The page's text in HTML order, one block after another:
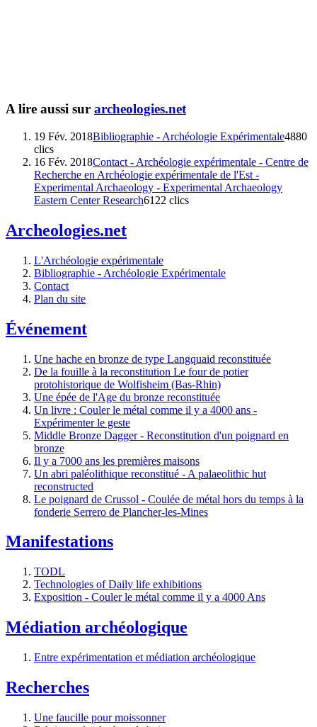
A lire aussi sur archeologies.net
19 Fév. 2018Bibliographie - Archéologie Expérimentale4880
clics
16 Fév. 2018Contact - Archéologie expérimentale - Centre de
Recherche en Archéologie expérimentale de l'Est -
Experimental Archaeology - Experimental Archaeology
Eastern Center Research6122 clics
Archeologies.net
L'Archéologie expérimentale
Bibliographie - Archéologie Expérimentale
Contact
Plan du site
Événement
Une hache en bronze de type Langquaid reconstituée
De la fouille à la reconstitution Le four de potier
protohistorique de Wolfisheim (Bas-Rhin)
Une épée de l'Age du bronze reconstituée
Un livre : Couler le métal comme il y a 4000 ans -
Expérimenter le geste
Middle Bronze Dagger - Reconstitution d'un poignard en
bronze
Il y a 7000 ans les premières maisons
Un abri paléolithique reconstitué - A palaeolithic hut
reconstructed
Le poignard de Crussol - Coulée de métal hors du temps à la
fonderie Serrero de Plancher-les-Mines
Manifestations
TODL
Technologies of Daily life exhibitions
Exposition - Couler le métal comme il y a 4000 Ans
Médiation archéologique
Entre expérimentation et médiation archéologique
Recherches
Une faucille pour moissonner